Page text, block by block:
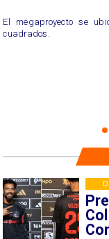
El megaproyecto se
cuadrados.